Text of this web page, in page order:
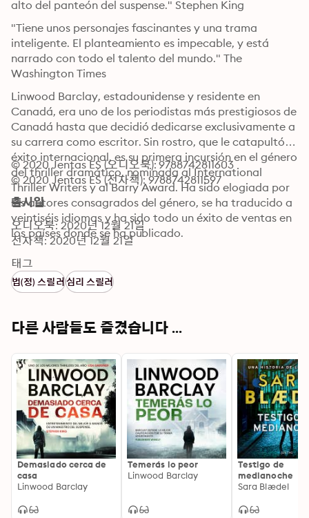
"Tiene unos personajes fascinantes y una trama
inteligente. El planteamiento es impecable, y está
narrado con todo el talento del mundo." The
Washington Times
Linwood Barclay, estadounidense y residente en
Canadá, era uno de los periodistas más prestigiosos de
Canadá hasta que decidió dedicarse exclusivamente a
su carrera como escritor. Sin rostro, que le catapultó al
éxito internacional, es su primera incursión en el género
del thriller dramático, nominada al International
Thriller Writers y al Barry Award. Ha sido elogiada por
los autores consagrados del género, se ha traducido a
veintiséis idiomas y ha sido todo un éxito de ventas en
los países donde se ha publicado.
© 2020 Jentas ES (오디오북): 9788742811603
© 2020 Jentas ES (전자책): 9788742811597
출시일
오디오북: 2020년 12월 21일
전자책: 2020년 12월 21일
태그
법(정) 스릴러심리 스릴러
다른 사람들도 즐겼습니다 ...
Demasiado cerca de
casa
Linwood Barclay
Temerás lo peor
Linwood Barclay
Testigo de
medianoche
Sara Blædel